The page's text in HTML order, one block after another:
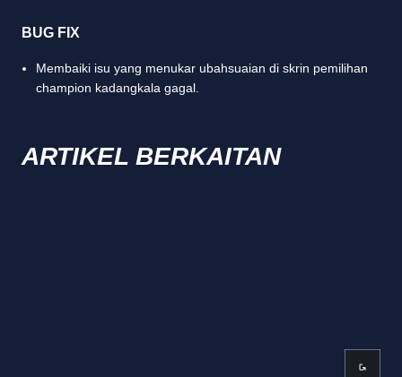
BUG FIX
Membaiki isu yang menukar ubahsuaian di skrin pemilihan
champion kadangkala gagal.
ARTIKEL BERKAITAN